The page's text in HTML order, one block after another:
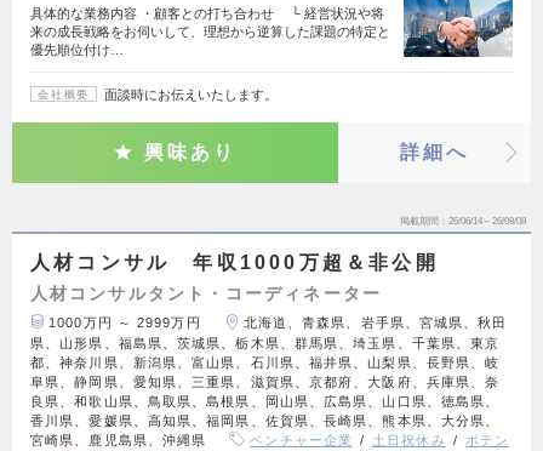
具体的な業務内容 ・顧客との打ち合わせ └ 経営状況や将
来の成長戦略をお伺いして、理想から逆算した課題の特定と
優先順位付け…
会社概要 面談時にお伝えいたします。
興味あり 詳細へ
掲載期間 26/06/14～26/08/08
人材コンサル 年収1000万超＆非公開
人材コンサルタント・コーディネーター
1000万円 ～ 2999万円
北海道、青森県、岩手県、宮城県、秋田
県、山形県、福島県、茨城県、栃木県、群馬県、埼玉県、千葉県、東京
都、神奈川県、新潟県、富山県、石川県、福井県、山梨県、長野県、岐
阜県、静岡県、愛知県、三重県、滋賀県、京都府、大阪府、兵庫県、奈
良県、和歌山県、鳥取県、島根県、岡山県、広島県、山口県、徳島県、
香川県、愛媛県、高知県、福岡県、佐賀県、長崎県、熊本県、大分県、
宮崎県、鹿児島県、沖縄県
ベンチャー企業 土日祝休み
ポテン